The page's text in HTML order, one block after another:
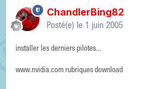
ChandlerBing82
Posté(e) le 1 juin 2005
installer les derniers pilotes...
www.nvidia.com rubriques download